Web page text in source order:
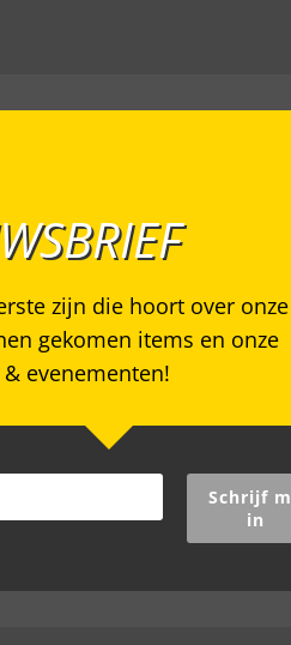
zijn die hoort over onze
gekomen items en onze
evenementen!
Schrijf
in